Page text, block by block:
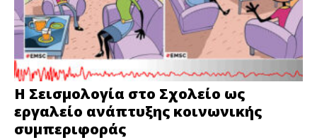
Η Σεισμολογία στο Σχολείο ως
εργαλείο ανάπτυξης κοινωνικής
συμπεριφοράς